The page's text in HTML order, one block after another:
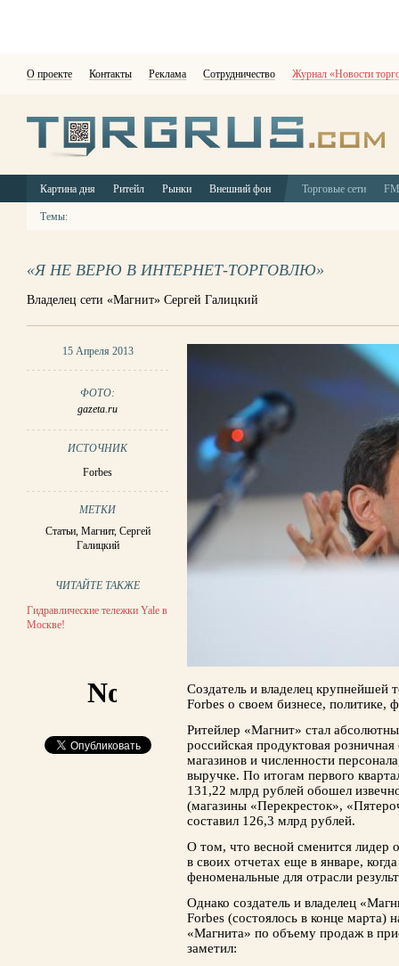
О проекте Контакты Реклама Сотрудничество Журнал «Новости
Картина дня Ритейл Рынки Внешний фон Торговые сети
Темы:
«Я НЕ ВЕРЮ В ИНТЕРНЕТ-ТОРГОВЛЮ»
Владелец сети «Магнит» Сергей Галицкий
15 Апреля 2013
ФОТО:
gazeta.ru
ИСТОЧНИК
Forbes
МЕТКИ
Статьи, Магнит, Сергей
Галицкий
ЧИТАЙТЕ ТАКЖЕ
Гидравлические тележки Yale в
Москве!
Создатель и владелец крупнейшей
Forbes о своем бизнесе, политике,
Ритейлер «Магнит» стал
российская продуктовая
магазинов и численности
выручке. По итогам первого
131,22 млрд рублей обошел
(магазины «Перекресток»,
составил 126,3 млрд рублей.
О том, что весной сменится лидер
в своих отчетах еще в январе,
феноменальные для отрасли
Однако создатель и владелец
Forbes (состоялось в конце марта)
«Магнита» по объему продаж в
заметил: